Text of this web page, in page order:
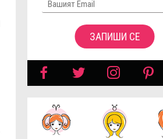
ЗАПИШИ СЕ